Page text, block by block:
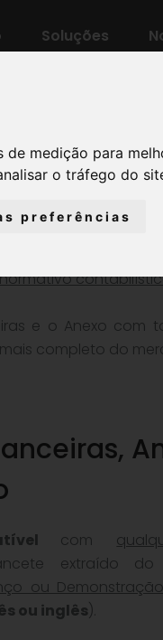
medição para
o tráfego do
preferências
Soluções
normativo
e o Anexo com
completo do
com
extraído
ou
ou inglês).